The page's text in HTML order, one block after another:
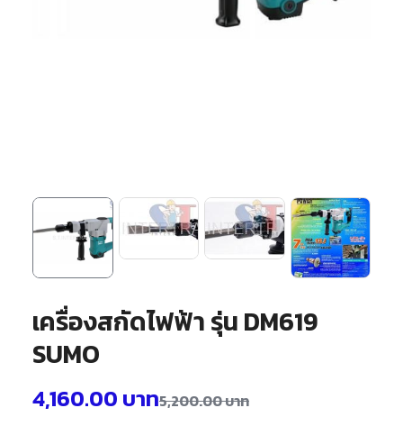
เครื่องสกัดไฟฟ้า รุ่น DM619
SUMO
5,200.00บาท
4,160.00 บาท